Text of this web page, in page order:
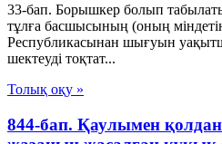
33-бап. Борышкер болып
тұлға басшысының (оның
Республикасынан шығуын
шектеуді тоқтат...
Толық оқу »
844-бап. Қаулымен